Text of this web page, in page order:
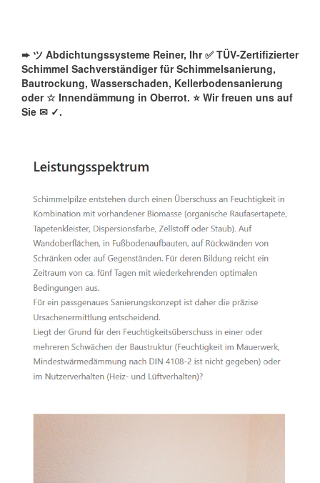
➨ ツ Abdichtungssysteme Reiner, Ihr ✅ TÜV-Zertifizierter
Schimmel Sachverständiger für Schimmelsanierung,
Bautrockung, Wasserschaden, Kellerbodensanierung
oder ☆ Innendämmung in Oberrot. ⭐ Wir freuen uns auf
Sie ✉ ✓️.